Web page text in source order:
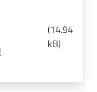
(14.94
kB)